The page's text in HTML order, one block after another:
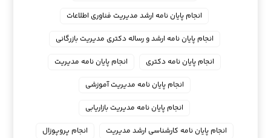
انجام پایان نامه ارشد مدیریت فناوری اطلاعات
انجام پایان نامه ارشد و رساله دکتری مدیریت بازرگانی
انجام پایان نامه دکتری
انجام پایان نامه مدیریت
انجام پایان نامه مدیریت آموزشی
انجام پایان نامه مدیریت بازاریابی
انجام پایان نامه کارشناسی ارشد مدیریت
انجام پروپوزال